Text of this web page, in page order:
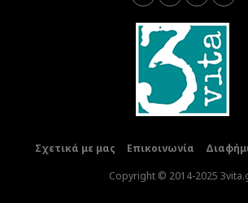
Σχετικά με μας Επικοινωνία
Copyright © 2014-2025